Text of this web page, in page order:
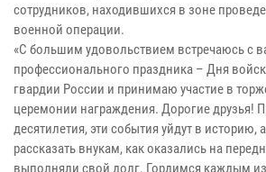
сотрудников, находившихся в зоне
военной операции.
«С большим удовольствием встречаюсь с
профессионального праздника – Дня
гвардии России и принимаю участие в
церемонии награждения. Дорогие друзья!
десятилетия, эти события уйдут в историю,
рассказать внукам, как оказались на
выполняли свой долг. Гордимся каждым